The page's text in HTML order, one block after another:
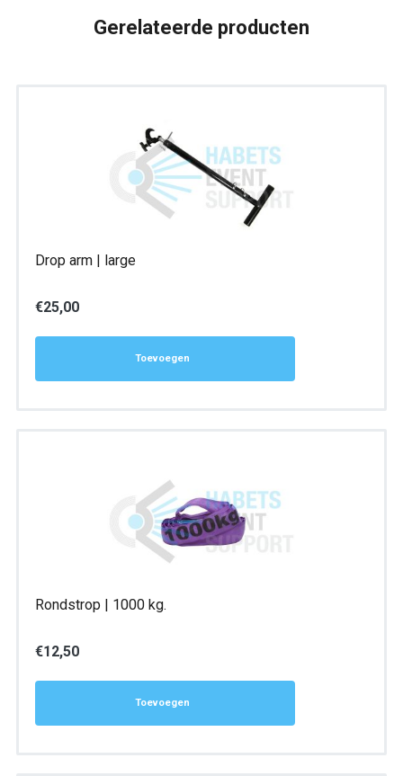
Gerelateerde producten
Drop arm | large
€25,00
Toevoegen
Rondstrop | 1000 kg.
€12,50
Toevoegen